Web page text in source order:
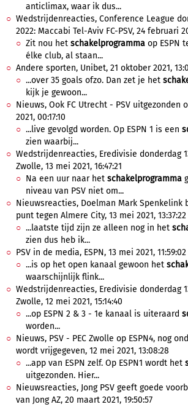
anticlimax, waar ik dus...
Wedstrijdenreacties, Conference League
2022: Maccabi Tel-Aviv FC-PSV, 24 februari
Zit nou het schakelprogramma op ESPN
élke club, al staan...
Andere sporten, Unibet, 21 oktober 2021,
...over 35 goals ofzo. Dan zet je het
kijk je gewoon...
Nieuws, Ook FC Utrecht - PSV uitgezonden
2021, 00:17:10
...live gevolgd worden. Op ESPN 1 is een
zien waarbij...
Wedstrijdenreacties, Eredivisie donderdag
Zwolle, 13 mei 2021, 16:47:21
Na een uur naar het schakelprogramma
niveau van PSV niet om...
Nieuwsreacties, Doelman Mark Spenkelink
punt tegen Almere City, 13 mei 2021, 13:37:22
...laatste tijd zijn ze alleen nog in het
zien dus heb ik...
PSV in de media, ESPN, 13 mei 2021, 11:59:02
...is op het open kanaal gewoon het
waarschijnlijk flink...
Wedstrijdenreacties, Eredivisie donderdag
Zwolle, 12 mei 2021, 15:14:40
...op ESPN 2 & 3 - 1e kanaal is uiteraard
worden...
Nieuws, PSV - PEC Zwolle op ESPN4, nog
wordt vrijgegeven, 12 mei 2021, 13:08:28
...app van ESPN zelf. Op ESPN1 wordt het
uitgezonden. Hier...
Nieuwsreacties, Jong PSV geeft goede
van Jong AZ, 20 maart 2021, 19:50:57